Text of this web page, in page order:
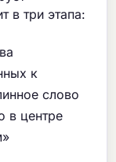
в три этапа:
к
слово
в центре